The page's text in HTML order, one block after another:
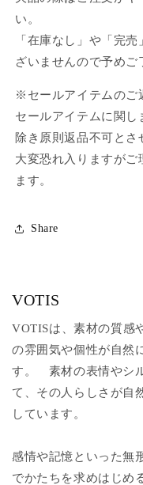
い。
「在庫なし」や「完
ざいませんので予めご
※セールアイテムのご
セールアイテムに関
除き原則返品不可とさ
大変恐れ入りますが
ます。
Share
VOTIS
VOTISは、素材の質感
の雰囲気や個性が自然
す。 素材の表情やシ
て、その人らしさが自
しています。
感情や記憶といった無
でかたちを求めはじめ